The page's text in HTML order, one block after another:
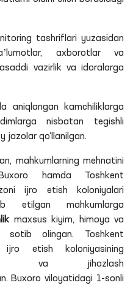
tashriflari yuzasidan
axborotlar va
vazirlik va idoralarga
aniqlangan kamchiliklarga
nisbatan tegishli
qo‘llanilgan.
mahkumlarning mehnatini
hamda Toshkent
ijro etish koloniyalari
etilgan mahkumlarga
maxsus kiyim, himoya va
sotib olingan. Toshkent
etish koloniyasining
va jihozlash
Buxoro viloyatidagi 1-sonli